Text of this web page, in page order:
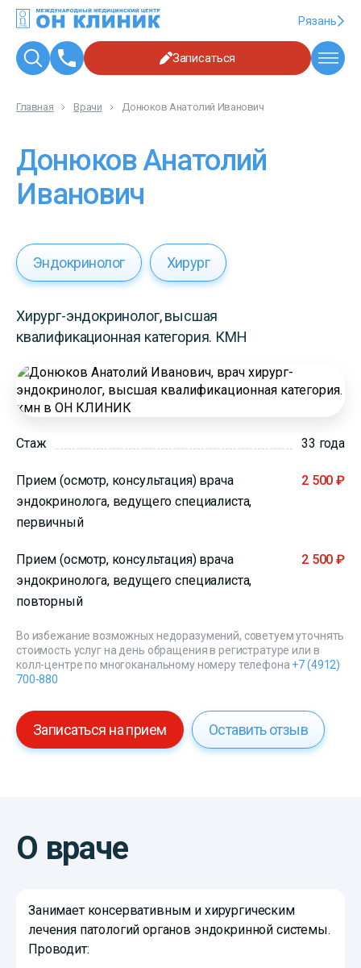
Рязань
Записаться
Главная Врачи Донюков Анатолий Иванович
Донюков Анатолий
Иванович
Эндокринолог Хирург
Хирург-эндокринолог, высшая
квалификационная категория. КМН
Стаж 33 года
Прием (осмотр, консультация) врача
эндокринолога, ведущего специалиста,
первичный
2 500 ₽
Прием (осмотр, консультация) врача
эндокринолога, ведущего специалиста,
повторный
2 500 ₽
Во избежание возможных недоразумений, советуем уточнять
стоимость услуг на день обращения в регистратуре или в
колл-центре по многоканальному номеру телефона +7 (4912)
700-880
Записаться на прием Оставить отзыв
О враче
Занимает консервативным и хирургическим
лечения патологий органов эндокринной системы.
Проводит: